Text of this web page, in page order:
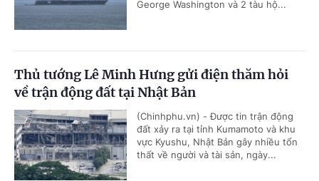
George Washington và 2 tàu hộ...
Thủ tướng Lê Minh Hưng gửi điện thăm hỏi
về trận động đất tại Nhật Bản
(Chinhphu.vn) - Được tin trận động
đất xảy ra tại tỉnh Kumamoto và khu
vực Kyushu, Nhật Bản gây nhiều tổn
thất về người và tài sản, ngày...